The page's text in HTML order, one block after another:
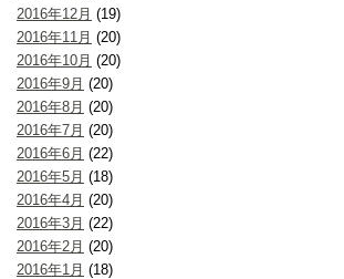
2016年12月 (19)
2016年11月 (20)
2016年10月 (20)
2016年9月 (20)
2016年8月 (20)
2016年7月 (20)
2016年6月 (22)
2016年5月 (18)
2016年4月 (20)
2016年3月 (22)
2016年2月 (20)
2016年1月 (18)